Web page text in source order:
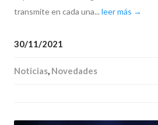
transmite en cada una... leer más →
30/11/2021
Noticias, Novedades